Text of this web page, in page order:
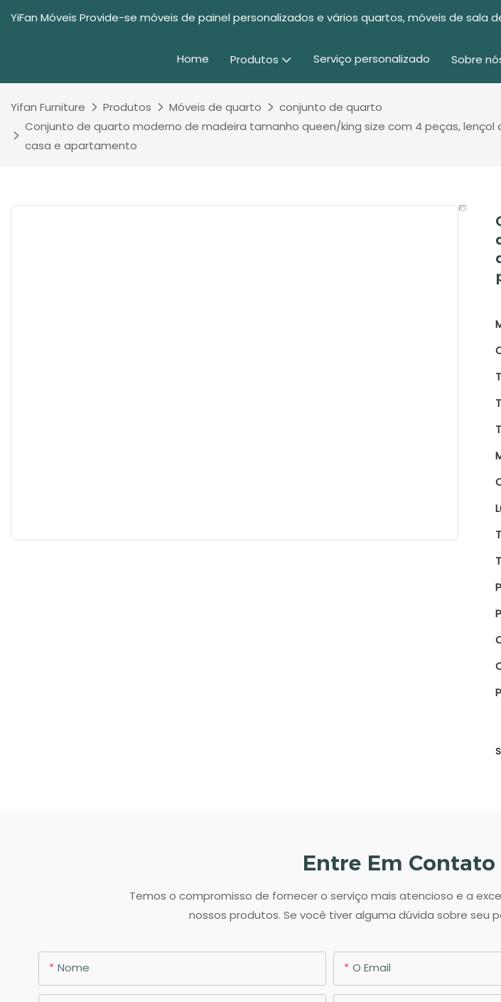
YiFan Móveis Provide-se móveis de painel personalizados e vários quartos, móveis de sala
Home Produtos Serviço personalizado Sobre
Yifan Furniture Produtos Móveis de quarto
conjunto de quarto
Conjunto de quarto moderno de madeira tamanho queen/king size com 4 peças,
casa e apartamento
Entre Em
Temos o compromisso de fornecer o serviço mais atencioso e a
nossos produtos. Se você tiver alguma dúvida sobre
Nome O Email